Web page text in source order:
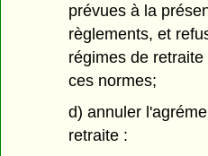
prévues à la
règlements, et
régimes de
ces normes;
d) annuler
retraite :